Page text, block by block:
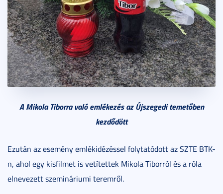
A Mikola Tiborra való emlékezés az Újszegedi temetőben
kezdődött
Ezután az esemény emlékidézéssel folytatódott az SZTE BTK-
n, ahol egy kisfilmet is vetítettek Mikola Tiborról és a róla
elnevezett szemináriumi teremről.